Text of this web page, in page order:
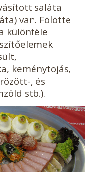
saláta
van. Fölötte
különféle
keménytojás,
, és
stb.).